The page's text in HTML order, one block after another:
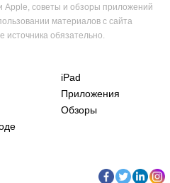
Apple, советы и обзоры приложений
материалов с сайта
источника обязательно.
iPad
Приложения
Обзоры